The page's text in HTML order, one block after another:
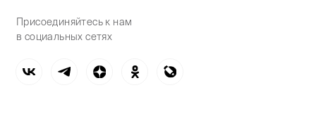
Присоединяйтесь к нам
в социальных сетях